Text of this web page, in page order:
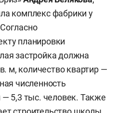
комплекс фабрики у
планировки
застройка должна
м, количество квартир —
численность
— 5,3 тыс. человек. Также